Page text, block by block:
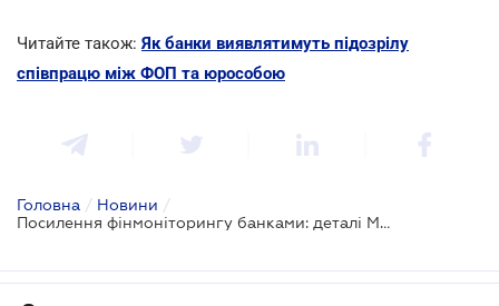
Читайте також: Як банки виявлятимуть підозрілу
співпрацю між ФОП та юрособою
Головна / Новини /
Посилення фінмоніторингу банками: деталі Меморандуму